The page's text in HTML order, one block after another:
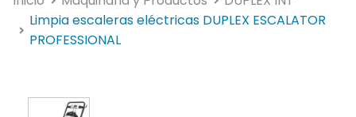
Limpia escaleras eléctricas DUPLEX ESCALATOR
PROFESSIONAL